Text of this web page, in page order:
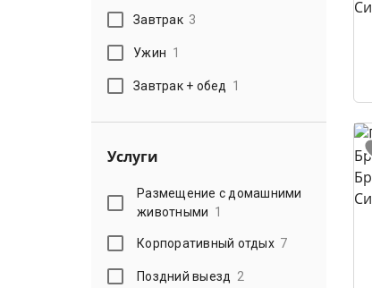
Завтрак 3
Ужин 1
Завтрак + обед 1
Услуги
Размещение с домашними
животными 1
Корпоративный отдых 7
Поздний выезд 2